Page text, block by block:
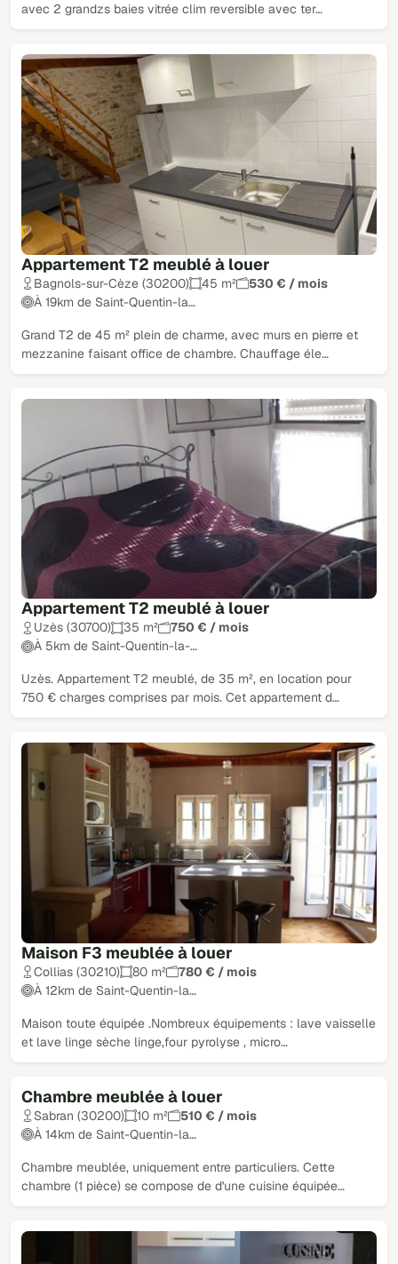
avec 2 grandzs baies vitrée clim reversible avec ter…
Appartement T2 meublé à louer
Bagnols-sur-Cèze (30200) 45 m²
530 € / mois
À 19km de Saint-Quentin-la…
Grand T2 de 45 m² plein de charme, avec murs en pierre et
mezzanine faisant office de chambre. Chauffage éle…
Appartement T2 meublé à louer
Uzès (30700) 35 m²
750 € / mois
À 5km de Saint-Quentin-la-…
Uzès. Appartement T2 meublé, de 35 m², en location pour
750 € charges comprises par mois. Cet appartement d…
Maison F3 meublée à louer
Collias (30210) 80 m²
780 € / mois
À 12km de Saint-Quentin-la…
Maison toute équipée .Nombreux équipements : lave vaisselle
et lave linge sèche linge,four pyrolyse , micro…
Chambre meublée à louer
Sabran (30200) 10 m²
510 € / mois
À 14km de Saint-Quentin-la…
Chambre meublée, uniquement entre particuliers. Cette
chambre (1 pièce) se compose de d'une cuisine équipée…